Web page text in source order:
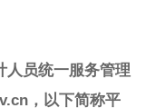
人员统一服务管理
，以下简称平